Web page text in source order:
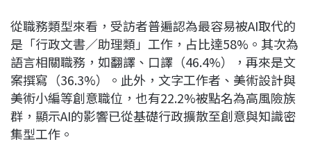
從職務類型來看，受訪者普遍認為最容易被AI取代的
是「行政文書／助理類」工作，占比達58%。其次為
語言相關職務，如翻譯、口譯（46.4%），再來是文
案撰寫（36.3%）。此外，文字工作者、美術設計與
美術小編等創意職位，也有22.2%被點名為高風險族
群，顯示AI的影響已從基礎行政擴散至創意與知識密
集型工作。